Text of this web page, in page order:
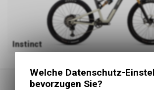
Instinct
Welche Datenschutz-
bevorzugen Sie?